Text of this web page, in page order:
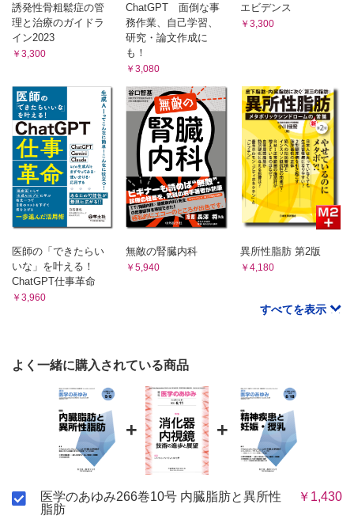
誘発性骨粗鬆症の管
理と治療のガイドラ
イン2023
￥3,300
ChatGPT 面倒な事
務作業、自己学習、
研究・論文作成に
も！
￥3,080
エビデンス
￥3,300
医師の「できたらい
いな」を叶える！
ChatGPT仕事革命
￥3,960
無敵の腎臓内科
￥5,940
異所性脂肪 第2版
￥4,180
すべてを表示
よく一緒に購入されている商品
+ +
医学のあゆみ266巻10号 内臓脂肪と異所性
脂肪
￥1,430